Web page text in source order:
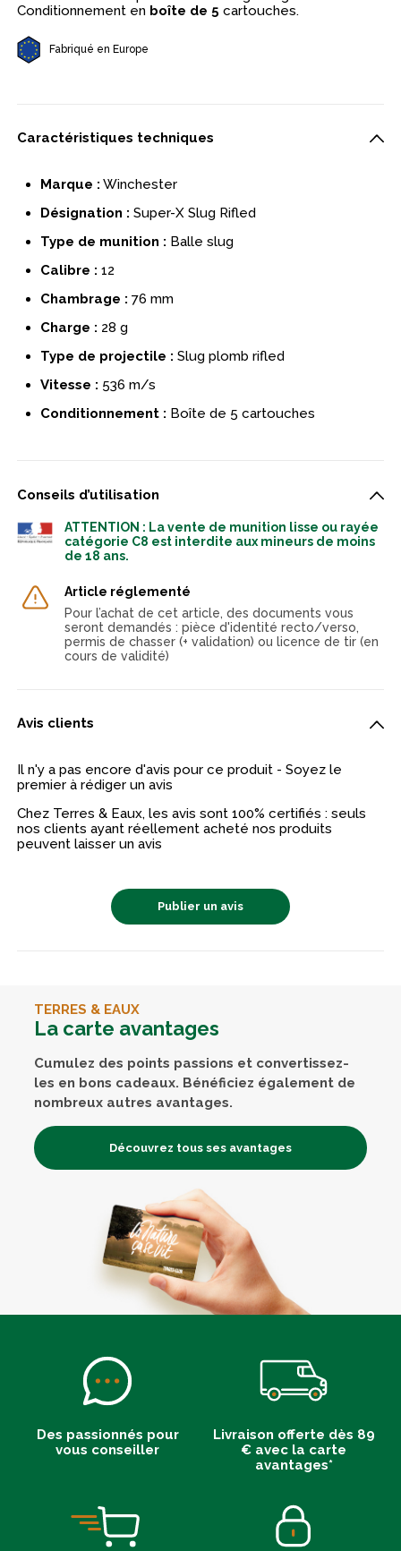
Conditionnement en boîte de 5 cartouches.
Fabriqué en Europe
Caractéristiques techniques
Marque : Winchester
Désignation : Super-X Slug Rifled
Type de munition : Balle slug
Calibre : 12
Chambrage : 76 mm
Charge : 28 g
Type de projectile : Slug plomb rifled
Vitesse : 536 m/s
Conditionnement : Boîte de 5 cartouches
Conseils d’utilisation
ATTENTION : La vente de munition lisse ou rayée
catégorie C8 est interdite aux mineurs de moins
de 18 ans.
Article réglementé
Pour l’achat de cet article, des documents vous
seront demandés : pièce d'identité recto/verso,
permis de chasser (+ validation) ou licence de tir (en
cours de validité)
Avis clients
Il n'y a pas encore d'avis pour ce produit - Soyez le
premier à rédiger un avis
Chez Terres & Eaux, les avis sont 100% certifiés : seuls
nos clients ayant réellement acheté nos produits
peuvent laisser un avis
Publier un avis
TERRES & EAUX
La carte avantages
Cumulez des points passions et convertissez-
les en bons cadeaux. Bénéficiez également de
nombreux autres avantages.
Découvrez tous ses avantages
Des passionnés pour
vous conseiller
Livraison offerte dès 89
€ avec la carte
avantages*